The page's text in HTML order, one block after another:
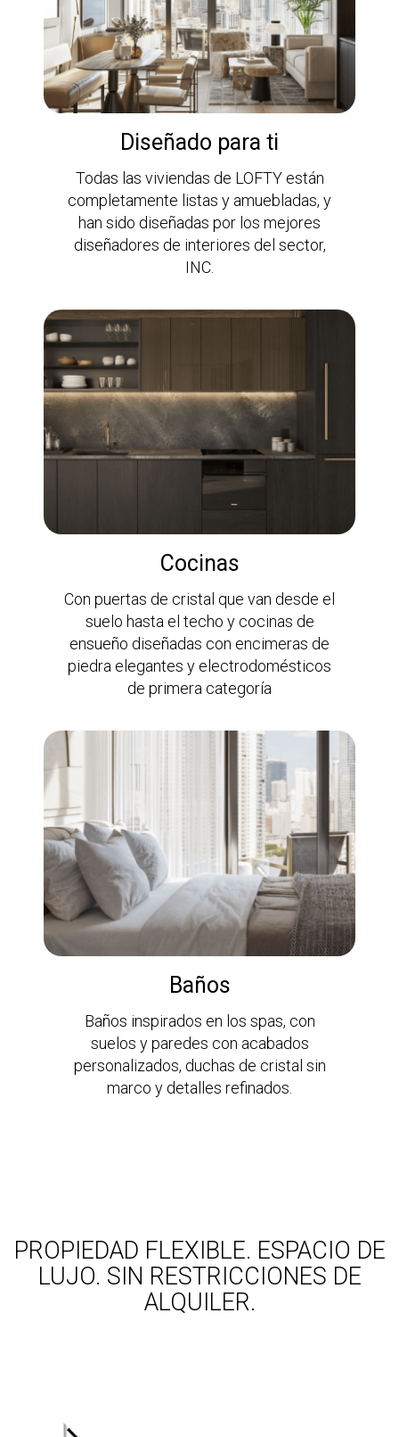
Diseñado para ti
Todas las viviendas de LOFTY están
completamente listas y amuebladas, y
han sido diseñadas por los mejores
diseñadores de interiores del sector,
INC.
Cocinas
Con puertas de cristal que van desde el
suelo hasta el techo y cocinas de
ensueño diseñadas con encimeras de
piedra elegantes y electrodomésticos
de primera categoría
Baños
Baños inspirados en los spas, con
suelos y paredes con acabados
personalizados, duchas de cristal sin
marco y detalles refinados.
PROPIEDAD FLEXIBLE. ESPACIO DE
LUJO. SIN RESTRICCIONES DE
ALQUILER.